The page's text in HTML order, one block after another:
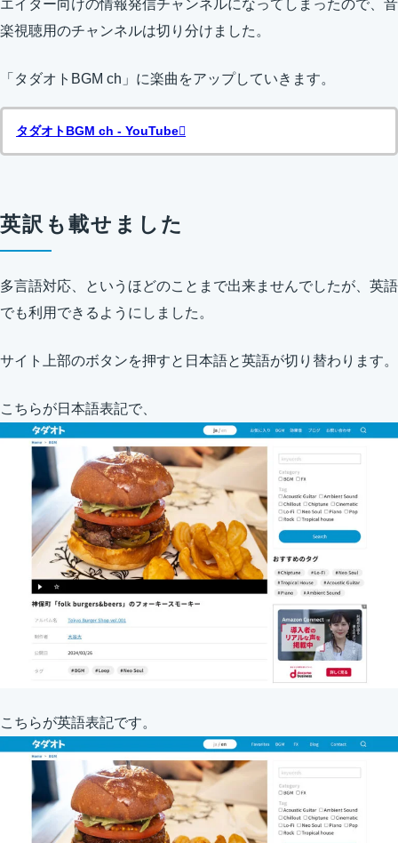
エイター向けの情報発信チャンネルになってしまったので、音
楽視聴用のチャンネルは切り分けました。
「タダオトBGM ch」に楽曲をアップしていきます。
タダオトBGM ch - YouTube
英訳も載せました
多言語対応、というほどのことまで出来ませんでしたが、英語
でも利用できるようにしました。
サイト上部のボタンを押すと日本語と英語が切り替わります。
こちらが日本語表記で、
こちらが英語表記です。